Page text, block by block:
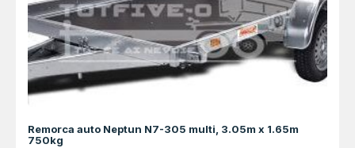
Remorca auto Neptun N7-305 multi, 3.05m x 1.65m
750kg